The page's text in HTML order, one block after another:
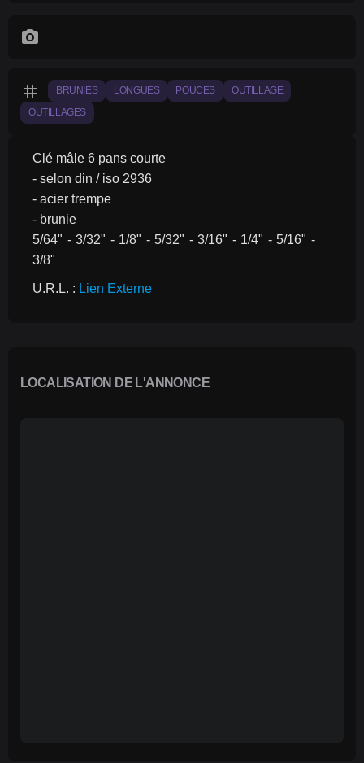
photo_camera
tag BRUNIES LONGUES POUCES OUTILLAGE
OUTILLAGES
Clé mâle 6 pans courte
- selon din / iso 2936
- acier trempe
- brunie
5/64" - 3/32" - 1/8" - 5/32" - 3/16" - 1/4" - 5/16" -
3/8"
U.R.L. : Lien Externe
LOCALISATION DE L'ANNONCE